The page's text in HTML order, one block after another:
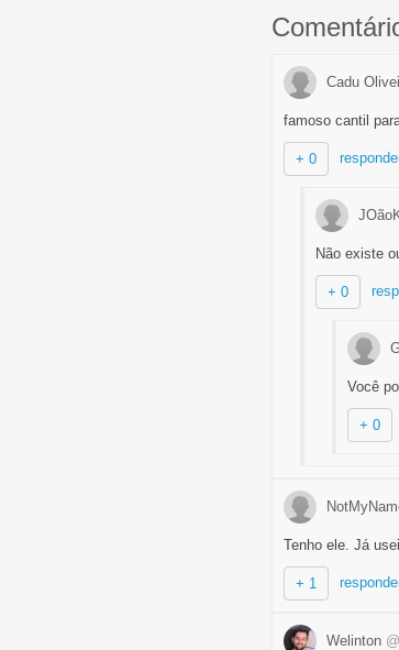
Cadu
famoso cantil
+ 0
Não existe
+ 0
Você
+ 0
Tenho ele. Já
+ 1
Welinton